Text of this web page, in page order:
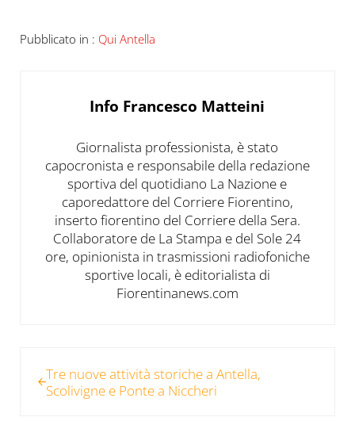
Pubblicato in : Qui Antella
Info Francesco Matteini
Giornalista professionista, è stato
capocronista e responsabile della redazione
sportiva del quotidiano La Nazione e
caporedattore del Corriere Fiorentino,
inserto fiorentino del Corriere della Sera.
Collaboratore de La Stampa e del Sole 24
ore, opinionista in trasmissioni radiofoniche
sportive locali, è editorialista di
Fiorentinanews.com
Tre nuove attività storiche a Antella,
Scolivigne e Ponte a Niccheri